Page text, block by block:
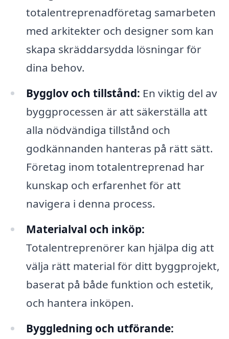
totalentreprenadföretag samarbeten
med arkitekter och designer som kan
skapa skräddarsydda lösningar för
dina behov.
Bygglov och tillstånd: En viktig del av
byggprocessen är att säkerställa att
alla nödvändiga tillstånd och
godkännanden hanteras på rätt sätt.
Företag inom totalentreprenad har
kunskap och erfarenhet för att
navigera i denna process.
Materialval och inköp:
Totalentreprenörer kan hjälpa dig att
välja rätt material för ditt byggprojekt,
baserat på både funktion och estetik,
och hantera inköpen.
Byggledning och utförande: